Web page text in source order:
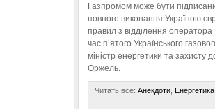
Газпромом може бути
повного виконання Україною
правил з відділення
час п’ятого Українського
міністр енергетики та захисту
Оржель.
Читать все: Анекдоти, Енергетика,